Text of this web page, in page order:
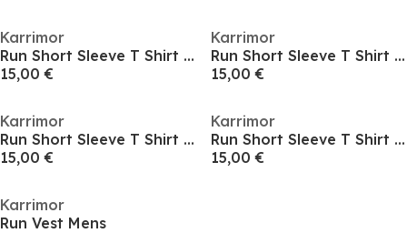
Karrimor
Run Short Sleeve T Shirt Mens
15,00 €
Karrimor
Run Short Sleeve T Shirt Mens
15,00 €
Karrimor
Run Short Sleeve T Shirt Mens
15,00 €
Karrimor
Run Short Sleeve T Shirt Mens
15,00 €
Karrimor
Run Vest Mens